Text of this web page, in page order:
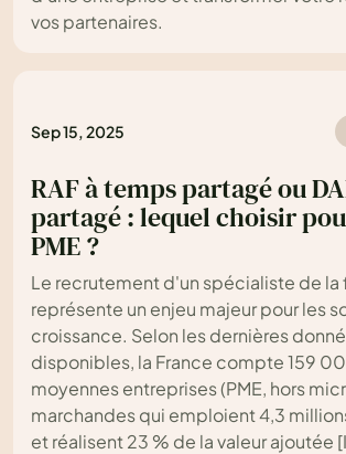
vos partenaires.
Sep 15, 2025
RAF à temps partagé ou
partagé : lequel choisir
PME ?
Le recrutement d'un spécialiste de la
représente un enjeu majeur pour les
croissance. Selon les dernières
disponibles, la France compte 159
moyennes entreprises (PME, hors
marchandes qui emploient 4,3
et réalisent 23 % de la valeur ajoutée